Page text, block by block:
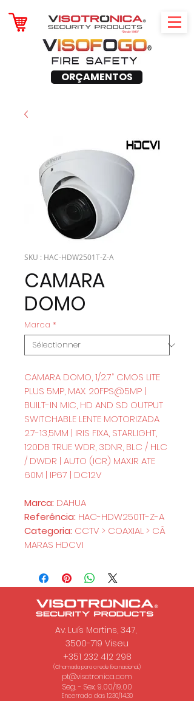
ORÇAMENTOS
SKU : HAC-HDW2501T-Z-A
CAMARA
DOMO
Marca *
CAMARA DOMO, 1/2.7” CMOS LITE
PLUS 5MP, MAX. 20FPS@5MP |
BUILT-IN MIC, HD AND SD OUTPUT
SWITCHABLE LENTE MOTORIZADA
2.7-13,5MM | IRIS FIXA, STARLIGHT,
120DB TRUE WDR, 3DNR, BLC / HLC
/ DWDR | AUTO (ICR) MAX.IR ATE
60M | IP67 | DC12V
Marca: DAHUA
Referência: HAC-HDW2501T-Z-A
Categoria: CCTV > COAXIAL > CÂ
MARAS HDCVI
Av. Luís Martins, 347,
3500-719 Viseu
+351 232 412 298
(Chamada para a rede fixa nacional.)
pt@visotronica.com
Seg. - Sex. 9.00/19.00
Encerrado das 12.30/14.30